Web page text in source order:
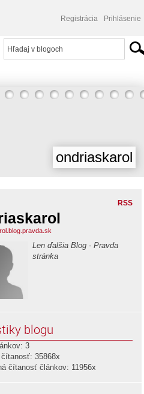
Registrácia Prihlásenie
ondriaskarol
RSS
Len ďalšia Blog - Pravda
stránka
blogu
3
35868x
čítanosť článkov: 11956x